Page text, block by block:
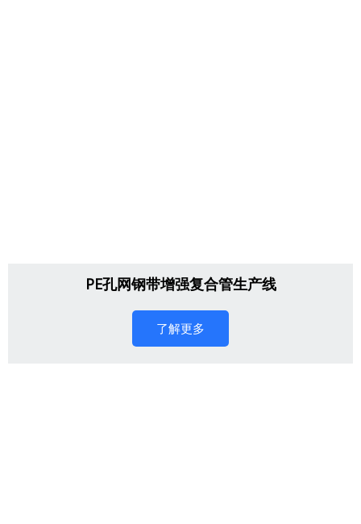
PE孔网钢带增强复合管生产线
了解更多